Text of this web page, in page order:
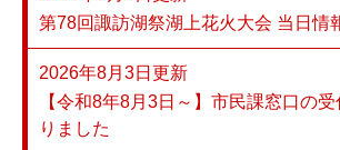
第78回諏訪湖祭湖上花火大会 当日情
2026年8月3日更新
【令和8年8月3日～】市民課窓口の
りました